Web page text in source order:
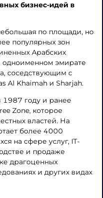
бизнес-идей в
по площади, но
популярных зон
Арабских
одноименном эмирате
соседствующим с
Al Khaimah и Sharjah.
1987 году и ранее
Zone, которое
властей. На
более 4000
на сфере услуг, IT-
и продаже
драгоценных
и других видах